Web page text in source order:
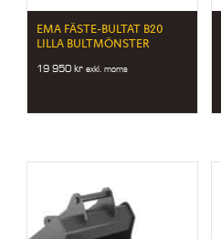
EMA FÄSTE-BULTAT B20
LILLA BULTMÖNSTER
19 950kr exkl. moms